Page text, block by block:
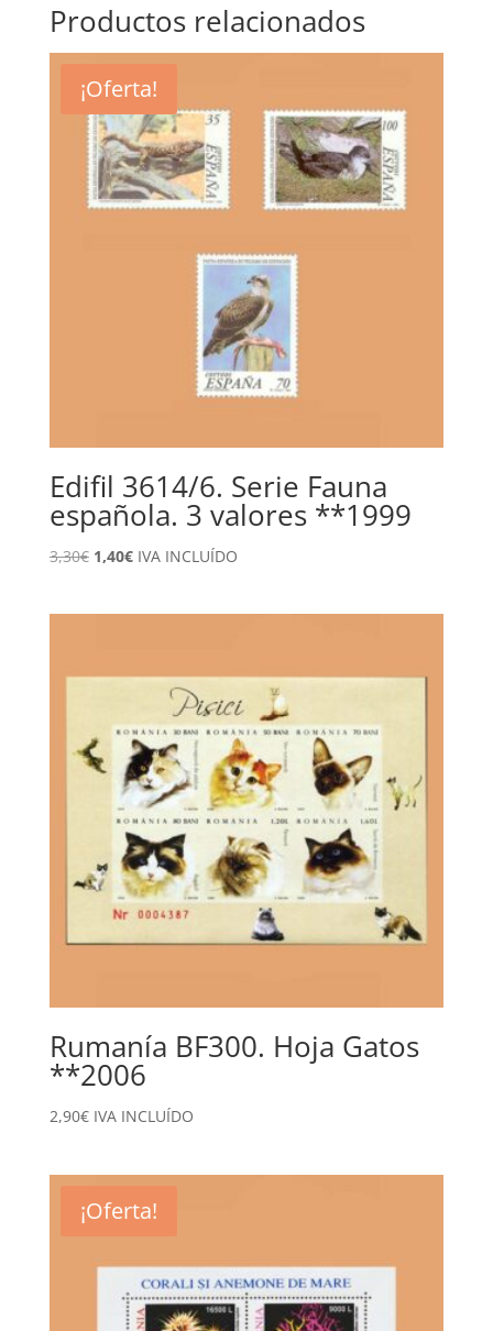
Productos relacionados
¡Oferta!
Edifil 3614/6. Serie Fauna
española. 3 valores **1999
3,30€ El
1,40€ElIVA INCLUÍDO
Rumanía BF300. Hoja Gatos
**2006
2,90€ IVA INCLUÍDO
¡Oferta!